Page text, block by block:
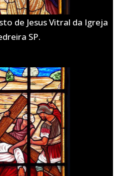
de Jesus Vitral da Igreja
SP.